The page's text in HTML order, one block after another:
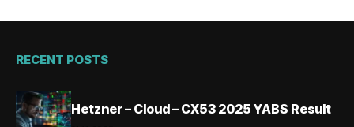
RECENT POSTS
Hetzner – Cloud – CX53 2025 YABS Result